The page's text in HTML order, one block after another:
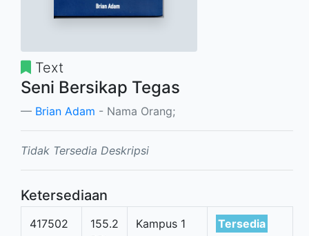
Text
Seni Bersikap Tegas
Brian Adam - Nama Orang;
Tidak Tersedia Deskripsi
Ketersediaan
417502
155.2
Kampus 1 Tersedia